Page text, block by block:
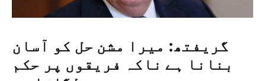
گریفتھ: میرا مشن حل کو آسان
بنانا ہے ناکہ فریقوں پر حکم